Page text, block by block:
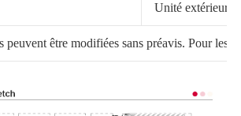
Unité extérieure/
peuvent être modifiées sans préavis. Pour les